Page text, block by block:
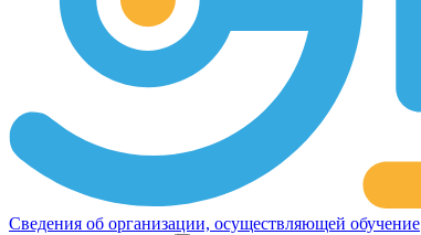
Сведения об организации, осуществляющей обучение